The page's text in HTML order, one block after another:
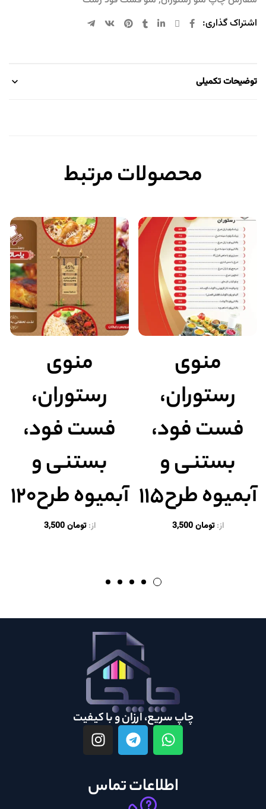
اشتراک گذاری:
توضیحات تکمیلی
محصولات مرتبط
منوی
رستوران،
فست فود،
بستنی و
آبمیوه طرح۱۱۵
از:تومان3,500
منوی
رستوران،
فست فود،
بستنی و
آبمیوه طرح۱۲۰
از:تومان3,500
چاپ سریع، ارزان و با کیفیت
اطلاعات تماس